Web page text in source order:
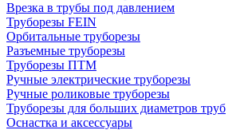
Врезка в трубы под давлением
Труборезы FEIN
Орбитальные труборезы
Разъемные труборезы
Труборезы ПТМ
Ручные электрические труборезы
Ручные роликовые труборезы
Труборезы для больших диаметров труб
Оснастка и аксессуары